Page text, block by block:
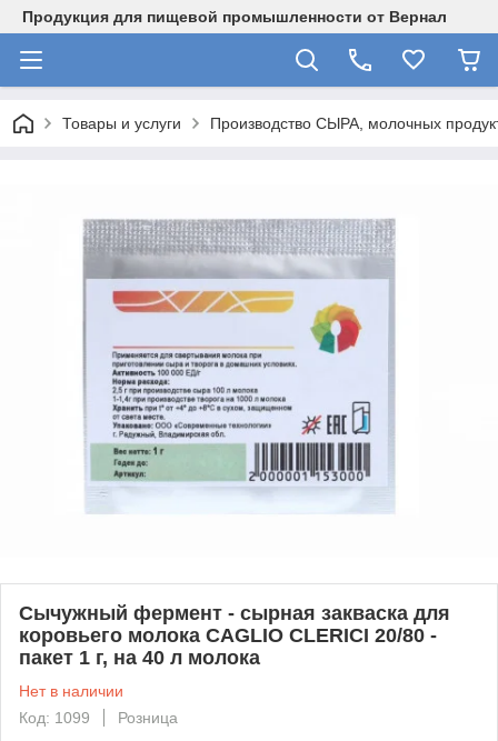
Продукция для пищевой промышленности от Вернал
Товары и услуги Производство СЫРА, молочных
Сычужный фермент - сырная закваска для
коровьего молока CAGLIO CLERICI 20/80 -
пакет 1 г, на 40 л молока
Нет в наличии
Код: 1099
Розница